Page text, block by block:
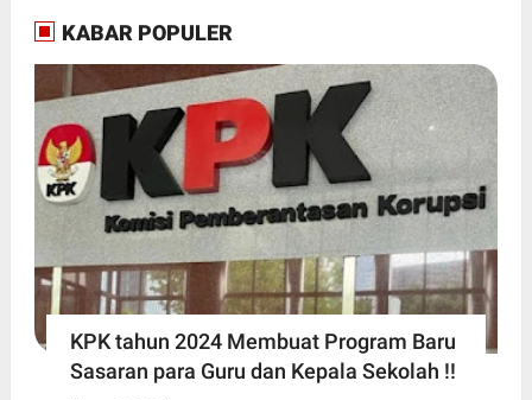
KABAR POPULER
KPK tahun 2024 Membuat Program Baru
Sasaran para Guru dan Kepala Sekolah !!